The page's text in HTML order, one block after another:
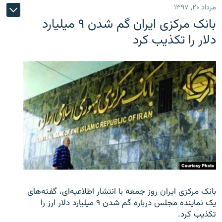
مرداد ۲۰, ۱۳۹۷
بانک مرکزی ایران گم شدن ۹ میلیارد
دلار را تکذیب کرد
بانک مرکزی ایران روز جمعه با انتشار اطلاعیه‌ای، گفته‌های
یک نماینده مجلس درباره گم شدن ۹ میلیارد دلار ارز را
تکذیب کرد.